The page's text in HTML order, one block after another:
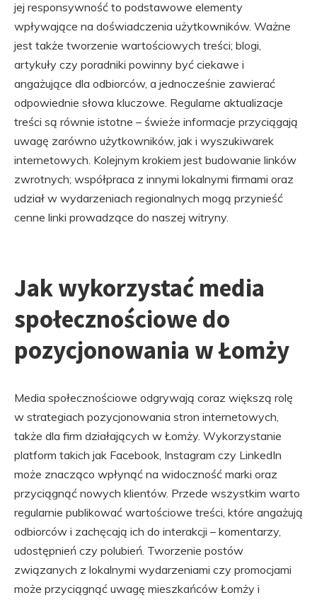
jej responsywność to podstawowe elementy
wpływające na doświadczenia użytkowników. Ważne
jest także tworzenie wartościowych treści; blogi,
artykuły czy poradniki powinny być ciekawe i
angażujące dla odbiorców, a jednocześnie zawierać
odpowiednie słowa kluczowe. Regularne aktualizacje
treści są równie istotne – świeże informacje przyciągają
uwagę zarówno użytkowników, jak i wyszukiwarek
internetowych. Kolejnym krokiem jest budowanie linków
zwrotnych; współpraca z innymi lokalnymi firmami oraz
udział w wydarzeniach regionalnych mogą przynieść
cenne linki prowadzące do naszej witryny.
Jak wykorzystać media
społecznościowe do
pozycjonowania w Łomży
Media społecznościowe odgrywają coraz większą rolę
w strategiach pozycjonowania stron internetowych,
także dla firm działających w Łomży. Wykorzystanie
platform takich jak Facebook, Instagram czy LinkedIn
może znacząco wpłynąć na widoczność marki oraz
przyciągnąć nowych klientów. Przede wszystkim warto
regularnie publikować wartościowe treści, które angażują
odbiorców i zachęcają ich do interakcji – komentarzy,
udostępnień czy polubień. Tworzenie postów
związanych z lokalnymi wydarzeniami czy promocjami
może przyciągnąć uwagę mieszkańców Łomży i